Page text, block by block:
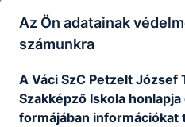
Petzelt
József
Az Ön adatainak
számunkra
A Váci SzC Petzelt József
Szakképző Iskola
formájában információkat